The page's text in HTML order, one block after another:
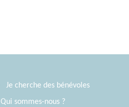
Je cherche des bénévoles
Qui sommes-nous ?